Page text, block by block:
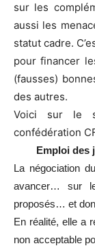
sur les
aussi les
statut cadre.
pour financer
(fausses)
des autres.
Voici sur le
confédération
Emploi des
La négociation
avancer… sur
proposés… et
En réalité, elle a
non acceptable